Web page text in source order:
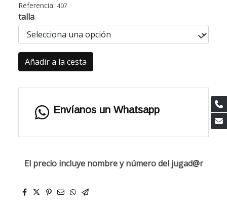
Referencia: 407
talla
Añadir a la cesta
Envíanos un Whatsapp
El precio incluye nombre y número del jugad@r